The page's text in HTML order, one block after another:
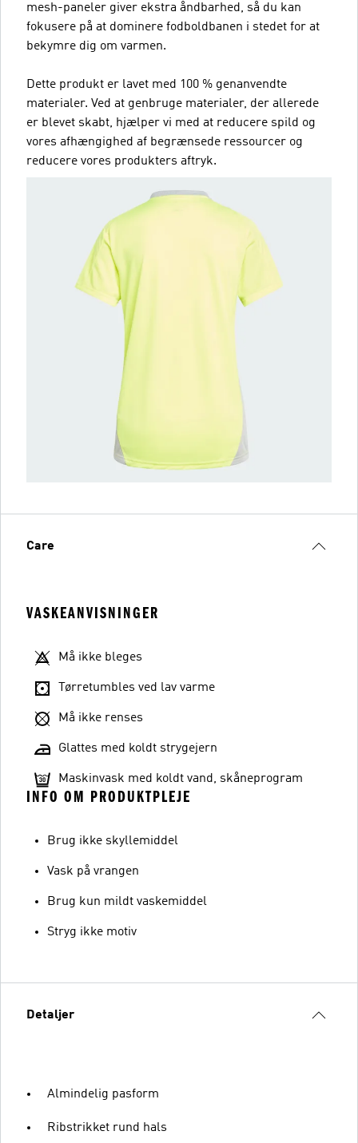
mesh-paneler giver ekstra åndbarhed, så du kan
fokusere på at dominere fodboldbanen i stedet for at
bekymre dig om varmen.
Dette produkt er lavet med 100 % genanvendte
materialer. Ved at genbruge materialer, der allerede
er blevet skabt, hjælper vi med at reducere spild og
vores afhængighed af begrænsede ressourcer og
reducere vores produkters aftryk.
Care
VASKEANVISNINGER
Må ikke bleges
Tørretumbles ved lav varme
Må ikke renses
Glattes med koldt strygejern
Maskinvask med koldt vand, skåneprogram
INFO OM PRODUKTPLEJE
Brug ikke skyllemiddel
Vask på vrangen
Brug kun mildt vaskemiddel
Stryg ikke motiv
Detaljer
Almindelig pasform
Ribstrikket rund hals